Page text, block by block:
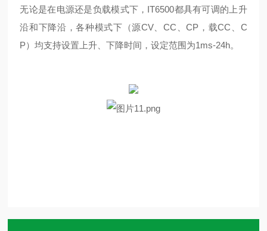
无论是在电源还是负载模式下，IT6500都具有可调的上升
沿和下降沿，各种模式下（源CV、CC、CP，载CC、C
P）均支持设置上升、下降时间，设定范围为1ms-24h。